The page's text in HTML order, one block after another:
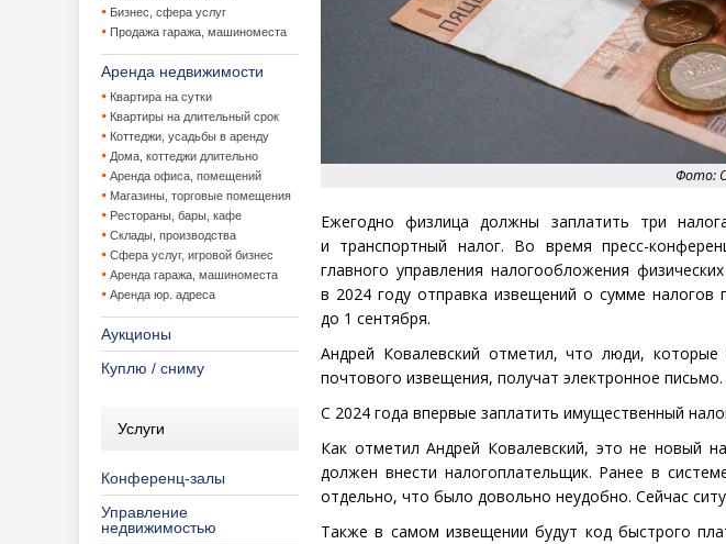
Бизнес, сфера услуг
Продажа гаража, машиноместа
Аренда недвижимости
Квартира на сутки
Квартиры на длительный срок
Коттеджи, усадьбы в аренду
Дома, коттеджи длительно
Аренда офиса, помещений
Магазины, торговые помещения
Рестораны, бары, кафе
Склады, производства
Сфера услуг, игровой бизнес
Аренда гаража, машиноместа
Аренда юр. адреса
Аукционы
Куплю / сниму
Услуги
Конференц-залы
Управление
недвижимостью
Фото:
Ежегодно физлица должны заплатить три
и транспортный налог. Во время пресс-
главного управления налогообложения
в 2024 году отправка извещений о сумме
до 1 сентября.
Андрей Ковалевский отметил, что люди,
почтового извещения, получат электронное письмо.
С 2024 года впервые заплатить имущественный
Как отметил Андрей Ковалевский, это не новый
должен внести налогоплательщик. Ранее в
отдельно, что было довольно неудобно. Сейчас
Также в самом извещении будут код быстрого